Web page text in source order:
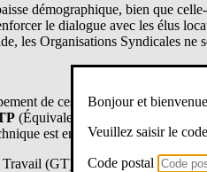
démographique, bien que
le dialogue avec les élus
les Organisations Syndicales ne
de ces structures est
(Équivalents Temps Plein) est
est en cours dans les
Travail (GT) prévu le23 mars.
Bonjour et
Veuillez saisir le
Code postal